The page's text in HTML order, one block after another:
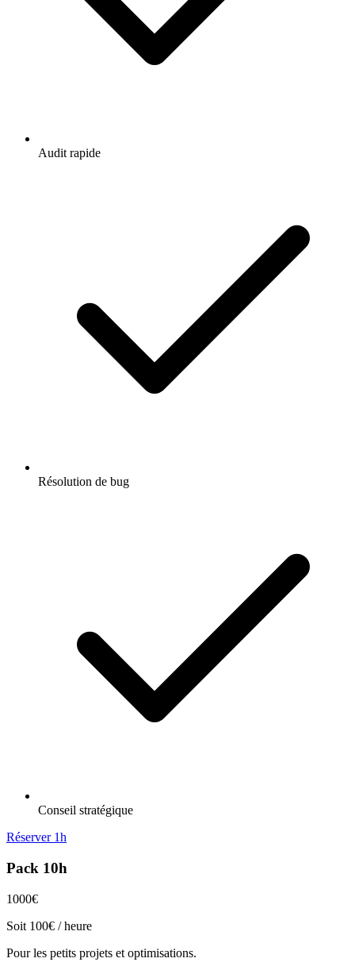
Audit rapide
Résolution de bug
Conseil stratégique
Réserver 1h
Pack 10h
1000€
Soit 100€ / heure
Pour les petits projets et optimisations.